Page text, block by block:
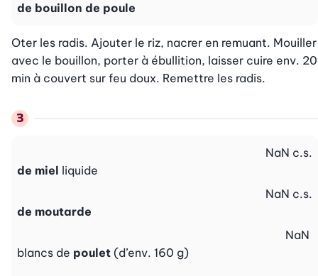
de bouillon de poule
Oter les radis. Ajouter le riz, nacrer en remuant. Mouiller
avec le bouillon, porter à ébullition, laisser cuire env. 20
min à couvert sur feu doux. Remettre les radis.
de miel liquide
NaN c.s.
de moutarde
NaN c.s.
blancs de poulet (d’env. 160 g)
NaN